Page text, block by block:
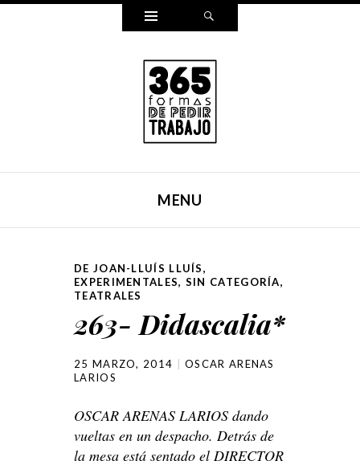
Widgets
MENU
DE JOAN-LLUÍS LLUÍS,
EXPERIMENTALES, SIN CATEGORÍA,
TEATRALES
263- Didascalia*
25 MARZO, 2014
OSCAR ARENAS
LARIOS
OSCAR ARENAS LARIOS dando
vueltas en un despacho. Detrás de
la mesa está sentado el DIRECTOR